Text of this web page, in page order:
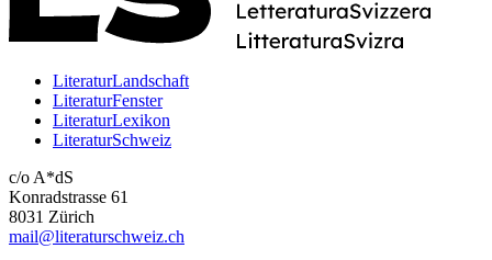
LiteraturLandschaft
LiteraturFenster
LiteraturLexikon
LiteraturSchweiz
c/o A*dS
Konradstrasse 61
8031 Zürich
mail@literaturschweiz.ch